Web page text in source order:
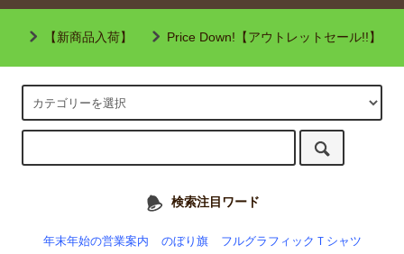
【新商品入荷】 Price Down!【アウトレットセール!!】
検索注目ワード
年末年始の営業案内 のぼり旗
フルグラフィックＴシャツ